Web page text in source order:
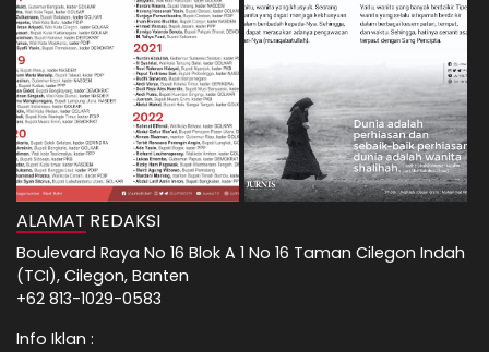
ALAMAT REDAKSI
Boulevard Raya No 16 Blok A 1 No 16 Taman Cilegon Indah
(TCI), Cilegon, Banten
+62 813-1029-0583
Info Iklan :